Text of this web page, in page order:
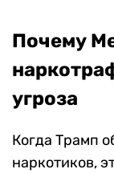
Почему
угроза
Когда Трамп
наркотиков,